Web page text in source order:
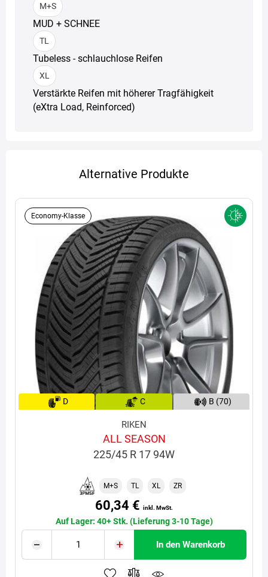
M+S
MUD + SCHNEE
TL
Tubeless - schlauchlose Reifen
XL
Verstärkte Reifen mit höherer Tragfähigkeit
(eXtra Load, Reinforced)
Alternative Produkte
Economy-Klasse
D C B (70)
RIKEN
ALL SEASON
225/45 R 17 94W
M+S TL XL ZR
60,34 € inkl. MwSt.
Auf Lager: 40+ Stk. (Lieferung 3-10 Tage)
In den Warenkorb